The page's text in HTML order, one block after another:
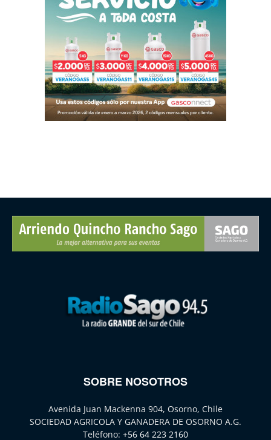
SOBRE NOSOTROS
Avenida Juan Mackenna 904, Osorno, Chile
SOCIEDAD AGRICOLA Y GANADERA DE OSORNO A.G.
Teléfono: +56 64 223 2160